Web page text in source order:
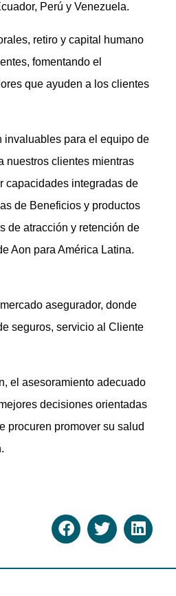
Perú y Venezuela.
retiro y capital humano
fomentando el
que ayuden a los clientes
invaluables para el equipo de
nuestros clientes mientras
capacidades integradas de
de Beneficios y productos
de atracción y retención de
Aon para América Latina.
asegurador, donde
seguros, servicio al Cliente
el asesoramiento adecuado
decisiones orientadas
procuren promover su salud